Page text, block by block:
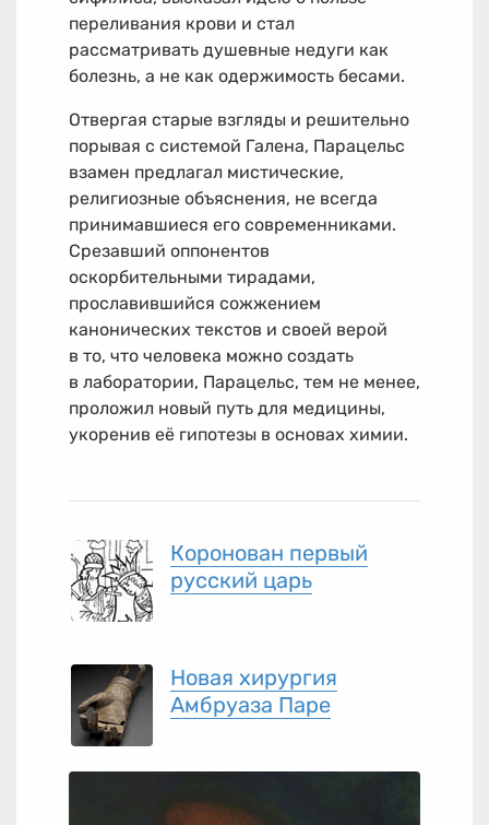
переливания крови и стал
рассматривать душевные недуги как
болезнь, а не как одержимость бесами.
Отвергая старые взгляды и решительно
порывая с системой Галена, Парацельс
взамен предлагал мистические,
религиозные объяснения, не всегда
принимавшиеся его современниками.
Срезавший оппонентов
оскорбительными тирадами,
прославившийся сожжением
канонических текстов и своей верой
в то, что человека можно создать
в лаборатории, Парацельс, тем не менее,
проложил новый путь для медицины,
укоренив её гипотезы в основах химии.
Коронован первый
русский царь
Новая хирургия
Амбруаза Паре